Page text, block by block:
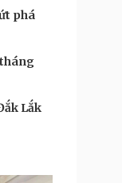
phá
tháng
Lắk